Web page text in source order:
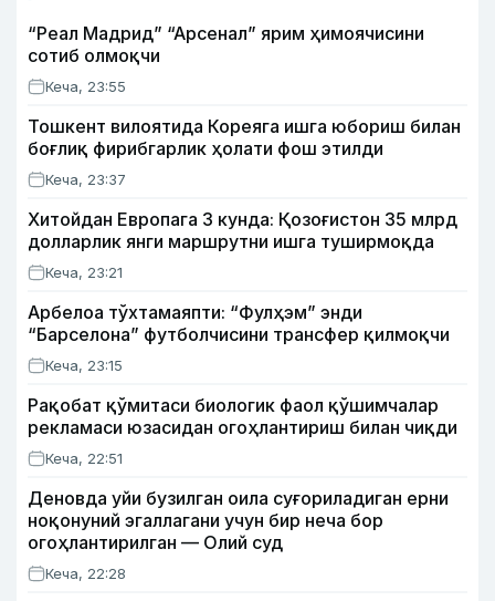
“Реал Мадрид” “Арсенал” ярим ҳимоячисини
сотиб олмоқчи
Кеча, 23:55
Тошкент вилоятида Кореяга ишга юбориш билан
боғлиқ фирибгарлик ҳолати фош этилди
Кеча, 23:37
Хитойдан Европага 3 кунда: Қозоғистон 35 млрд
долларлик янги маршрутни ишга туширмоқда
Кеча, 23:21
Арбелоа тўхтамаяпти: “Фулҳэм” энди
“Барселона” футболчисини трансфер қилмоқчи
Кеча, 23:15
Рақобат қўмитаси биологик фаол қўшимчалар
рекламаси юзасидан огоҳлантириш билан чиқди
Кеча, 22:51
Деновда уйи бузилган оила суғориладиган ерни
ноқонуний эгаллагани учун бир неча бор
огоҳлантирилган — Олий суд
Кеча, 22:28